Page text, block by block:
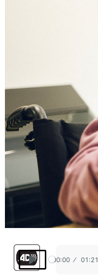
Play
00:00 01:21